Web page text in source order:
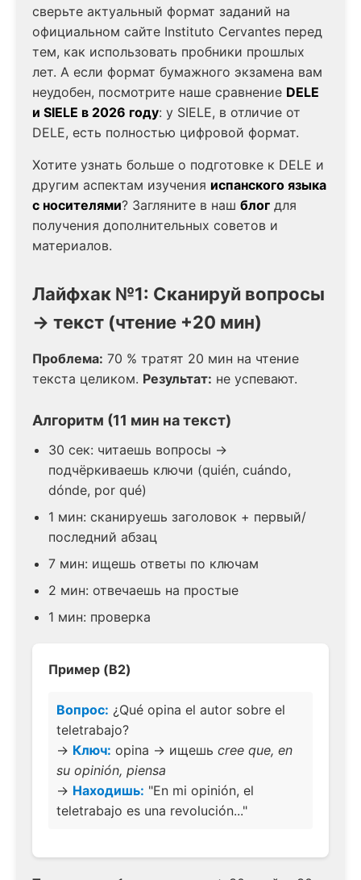
сверьте актуальный формат заданий на
официальном сайте Instituto Cervantes перед
тем, как использовать пробники прошлых
лет. А если формат бумажного экзамена вам
неудобен, посмотрите наше сравнение DELE
и SIELE в 2026 году: у SIELE, в отличие от
DELE, есть полностью цифровой формат.
Хотите узнать больше о подготовке к DELE и
другим аспектам изучения испанского языка
с носителями? Загляните в наш блог для
получения дополнительных советов и
материалов.
Лайфхак №1: Сканируй вопросы
→ текст (чтение +20 мин)
Проблема: 70 % тратят 20 мин на чтение
текста целиком. Результат: не успевают.
Алгоритм (11 мин на текст)
30 сек: читаешь вопросы →
подчёркиваешь ключи (quién, cuándo,
dónde, por qué)
1 мин: сканируешь заголовок + первый/
последний абзац
7 мин: ищешь ответы по ключам
2 мин: отвечаешь на простые
1 мин: проверка
Пример (B2)
Вопрос: ¿Qué opina el autor sobre el
teletrabajo?
→ Ключ: opina → ищешь cree que, en
su opinión, piensa
→ Находишь: "En mi opinión, el
teletrabajo es una revolución..."